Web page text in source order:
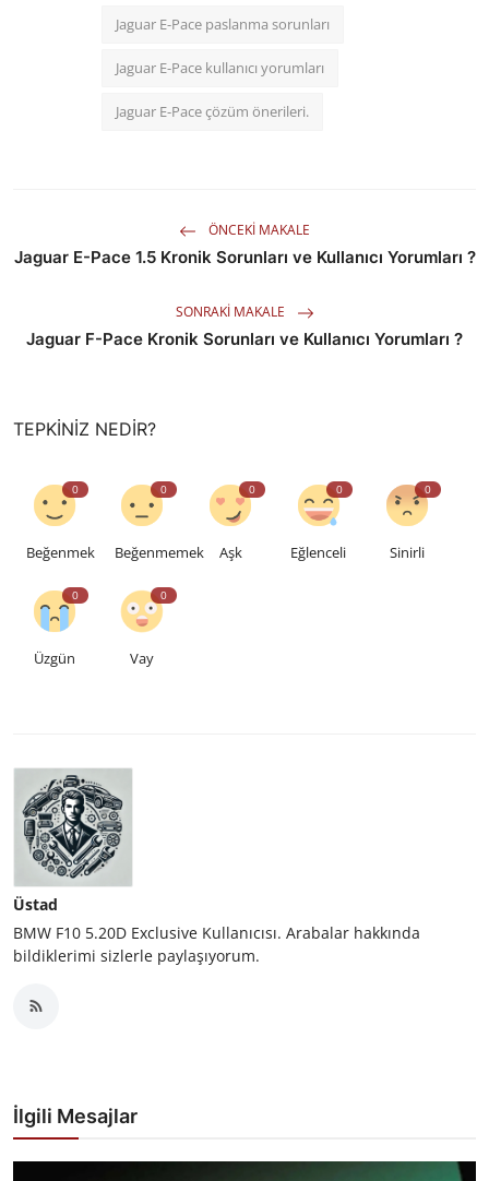
Jaguar E-Pace paslanma sorunları
Jaguar E-Pace kullanıcı yorumları
Jaguar E-Pace çözüm önerileri.
ÖNCEKI MAKALE
Jaguar E-Pace 1.5 Kronik Sorunları ve Kullanıcı Yorumları ?
SONRAKI MAKALE
Jaguar F-Pace Kronik Sorunları ve Kullanıcı Yorumları ?
TEPKINIZ NEDIR?
0
Beğenmek
0
Beğenmemek
0
Aşk
0
Eğlenceli
0
Sinirli
0
Üzgün
0
Vay
Üstad
BMW F10 5.20D Exclusive Kullanıcısı. Arabalar hakkında
bildiklerimi sizlerle paylaşıyorum.
İlgili Mesajlar